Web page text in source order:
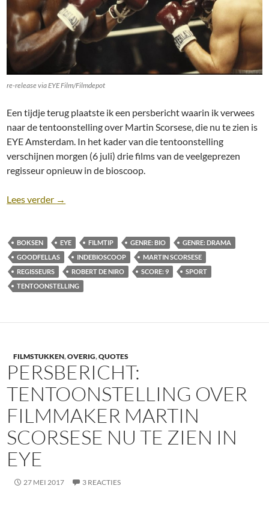
re-release via EYE Film/Filmdepot
Een tijdje terug plaatste ik een persbericht waarin ik verwees
naar de tentoonstelling over Martin Scorsese, die nu te zien is
EYE Amsterdam. In het kader van die tentoonstelling
verschijnen morgen (6 juli) drie films van de veelgeprezen
regisseur opnieuw in de bioscoop.
Lees verder Recensie: Raging Bull (Martin Scorsese, 1980)
→
BOKSEN EYE FILMTIP GENRE: BIO
GENRE: DRAMA
GOODFELLAS
INDEBIOSCOOP
MARTIN SCORSESE
REGISSEURS
ROBERT DE NIRO SCORE: 9
SPORT
TENTOONSTELLING
FILMSTUKKEN,OVERIG,QUOTES
PERSBERICHT:
TENTOONSTELLING OVER
FILMMAKER MARTIN
SCORSESE NU TE ZIEN IN
EYE
27 MEI 2017 3 REACTIES